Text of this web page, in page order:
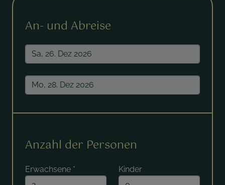
An- und Abreise
Anzahl der Personen
Erwachsene * Kinder